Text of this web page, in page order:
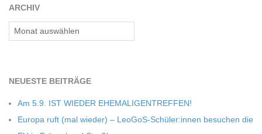
ARCHIV
Archiv
NEU­ESTE BEITRÄGE
Am 5.9. IST WIEDER EHEMALIGENTREFFEN!
Europa ruft (mal wie­der) – LeoGoS-Schüler:innen besu­chen die